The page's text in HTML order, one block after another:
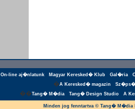
On-line aj�nlatunk Magyar Keresked� Klub Gal�ria
�A Keresked� magazin
��Tang� M�dia Tang� Design Studio A
Minden jog fenntartva © Tang�